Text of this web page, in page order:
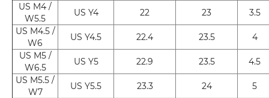
US M4 /
W5.5
US Y4 22 23
3.5
US M4.5 /
W6
US Y4.5 22.4 23.5
4
US M5 /
W6.5
US Y5 22.9 23.5
4.5
US M5.5 /
W7
US Y5.5 23.3 24
5